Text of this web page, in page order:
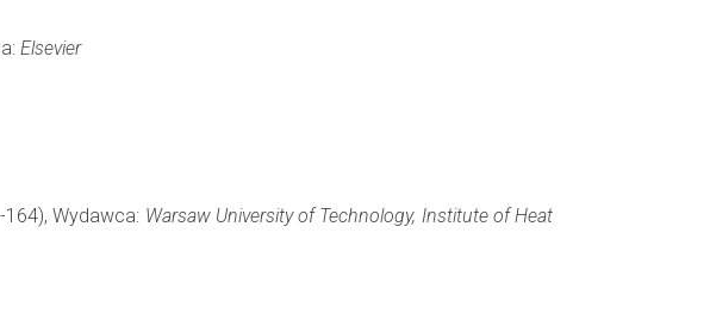
Elsevier
Wydawca: Warsaw University of Technology, Institute of Heat